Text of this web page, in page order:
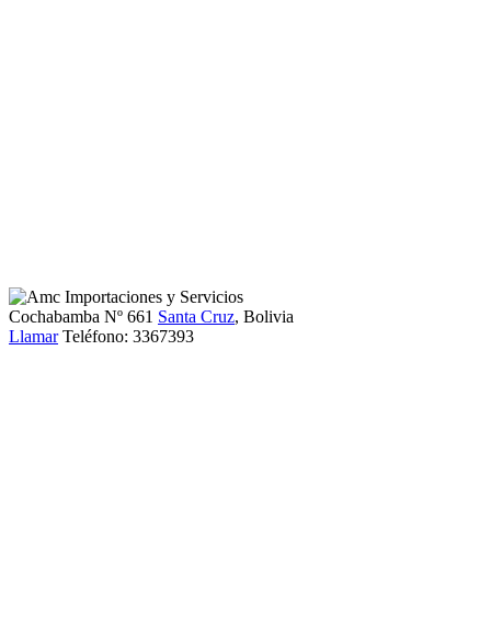
Cochabamba Nº 661 Santa Cruz, Bolivia
Llamar Teléfono: 3367393